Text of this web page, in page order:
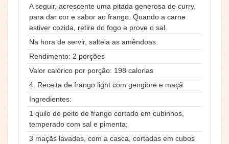
A seguir, acrescente uma pitada generosa de curry,
para dar cor e sabor ao frango. Quando a carne
estiver cozida, retire do fogo e prove o sal.
Na hora de servir, salteia as amêndoas.
Rendimento: 2 porções
Valor calórico por porção: 198 calorias
4. Receita de frango light com gengibre e maçã
Ingredientes:
1 quilo de peito de frango cortado em cubinhos,
temperado com sal e pimenta;
3 maçãs lavadas, com a casca, cortadas em cubos